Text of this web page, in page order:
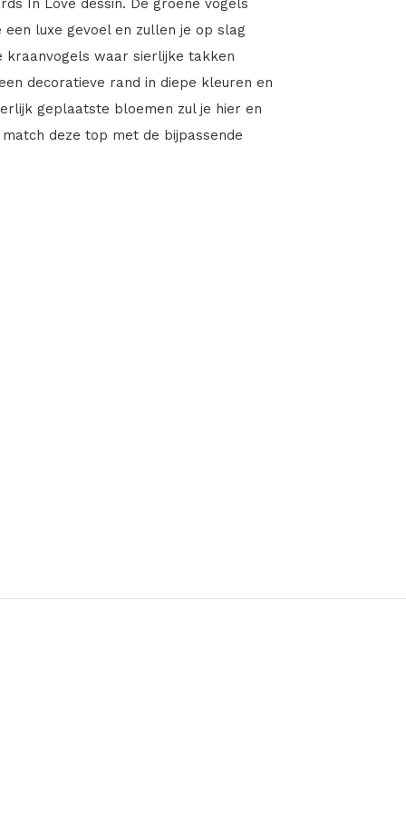
In Love dessin. De groene vogels
luxe gevoel en zullen je op slag
kraanvogels waar sierlijke takken
decoratieve rand in diepe kleuren en
geplaatste bloemen zul je hier en
deze top met de bijpassende